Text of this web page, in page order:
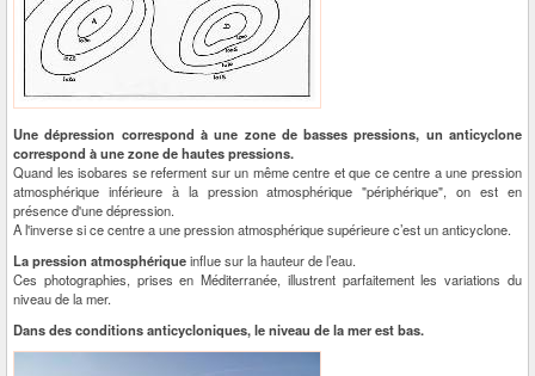
Une dépression correspond à une zone de basses pressions, un anticyclone
correspond à une zone de hautes pressions.
Quand les isobares se referment sur un même centre et que ce centre a une pression
atmosphérique inférieure à la pression atmosphérique "périphérique", on est en
présence d'une dépression.
A l'inverse si ce centre a une pression atmosphérique supérieure c’est un anticyclone.
La pression atmosphériqueinflue sur la hauteur de l’eau.
Ces photographies, prises en Méditerranée, illustrent parfaitement les variations du
niveau de la mer.
Dans des conditions anticycloniques, le niveau de la mer est bas.